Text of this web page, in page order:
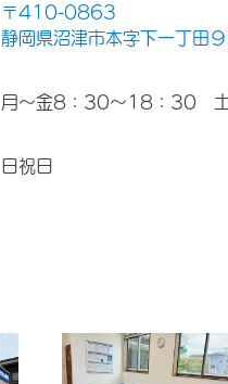
〒410-0863
静岡県沼津市本字下一丁田
月～金8：30～18：30
日祝日